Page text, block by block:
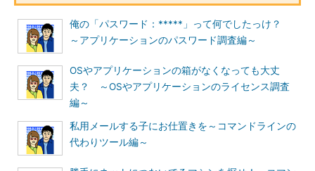
律子さんは、もしかすると部長はとても有能な部下を私に付け
瞬危険を感じましたが、そんなことよりは役に立ちそうなツール
を教えてもらったので、わくわくしています。
そして、教えてもらったメモを手に自分の席に戻ると、教えて
もらったツールをインストールしてみることにします。
俺の「パスワード：*****」って何でしたっけ？
～アプリケーションのパスワード調査編～
OSやアプリケーションの箱がなくなっても大丈
夫？ ～OSやアプリケーションのライセンス調査
編～
私用メールする子にお仕置きを～コマンドラインの
代わりツール編～